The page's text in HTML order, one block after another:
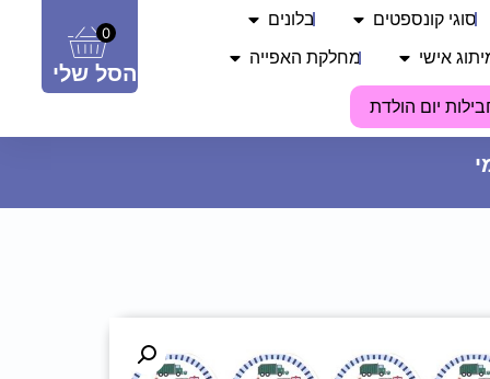
סרט כלה כסוף - BRIDE TO BE
0
הסל שלי
סוגי קונספטים בלונים
אישי מחלקת האפייה
יום הולדת